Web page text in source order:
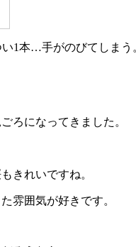
1本…手がのびてしまう
ろになってきました。
きれいですね。
雰囲気が好きです。